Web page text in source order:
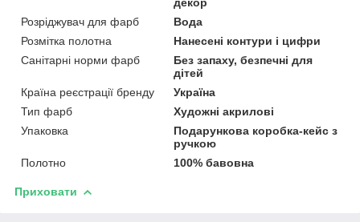
Розріджувач для фарб
Вода
Розмітка полотна
Нанесені контури і цифри
Санітарні норми фарб
Без запаху, безпечні для
дітей
Країна реєстрації бренду
Україна
Тип фарб
Художні акрилові
Упаковка
Подарункова коробка-кейс з
ручкою
Полотно
100% бавовна
Приховати